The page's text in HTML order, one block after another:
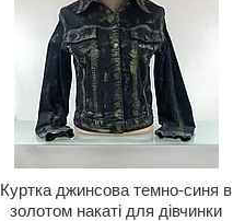
Куртка джинсова темно-синя в
золотом накаті для дівчинки